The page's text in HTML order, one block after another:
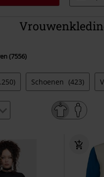
(7556)
Schoenen (423)